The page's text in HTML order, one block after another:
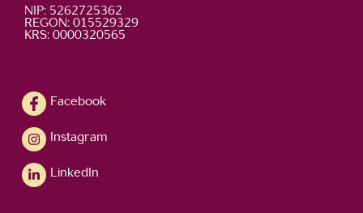
NIP: 5262725362
REGON: 015529329
KRS: 0000320565
Facebook
Instagram
LinkedIn